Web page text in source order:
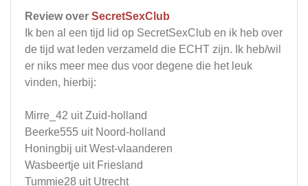
Review over SecretSexClub
Ik ben al een tijd lid op SecretSexClub en ik heb over
de tijd wat leden verzameld die ECHT zijn. Ik heb/wil
er niks meer mee dus voor degene die het leuk
vinden, hierbij:
Mirre_42 uit Zuid-holland
Beerke555 uit Noord-holland
Honingbij uit West-vlaanderen
Wasbeertje uit Friesland
Tummie28 uit Utrecht